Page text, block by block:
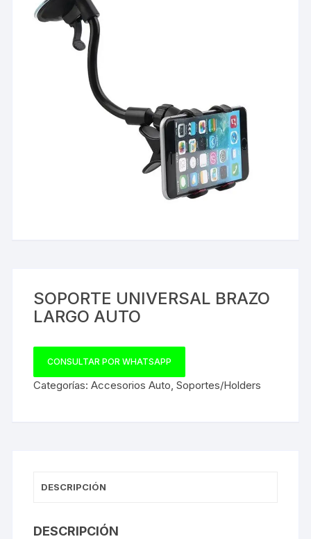
SOPORTE UNIVERSAL BRAZO
LARGO AUTO
CONSULTAR POR WHATSAPP
Categorías:Accesorios Auto ,Soportes/Holders
DESCRIPCIÓN
DESCRIPCIÓN